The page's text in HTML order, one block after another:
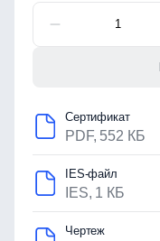
Сертификат
PDF, 552 КБ
IES-файл
IES, 1 КБ
Чертеж